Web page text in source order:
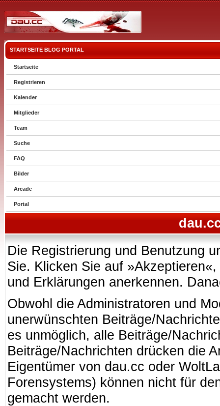
STARTSEITE BLOG PORTAL
Startseite
Registrieren
Kalender
Mitglieder
Team
Suche
FAQ
Bilder
Arcade
Portal
Die Registrierung und Benutzung
Sie. Klicken Sie auf
und Erklärungen anerkennen.
Obwohl die Administratoren und
unerwünschten Beiträge/
es unmöglich, alle Beiträge/
Beiträge/Nachrichten drücken die
Eigentümer von dau.cc oder
Forensystems) können nicht für
gemacht werden.